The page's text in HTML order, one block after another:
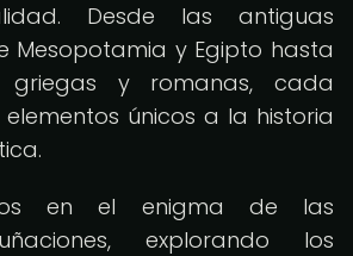
Desde las antiguas
Mesopotamia y Egipto hasta
griegas y romanas, cada
únicos a la historia
en el enigma de las
explorando los